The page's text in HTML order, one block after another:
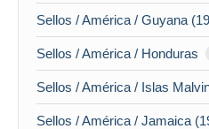
Sellos / América / Guyana
Sellos / América / Honduras
Sellos / América / Islas
Sellos / América / Jamaica